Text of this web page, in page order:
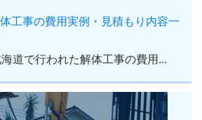
工事の費用実例・見積もり内容一
道で行われた解体工事の費用...